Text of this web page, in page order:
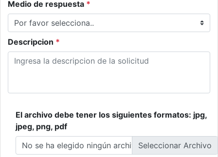
Medio de respuesta *
Descripcion *
El archivo debe tener los siguientes formatos: jpg,
jpeg, png, pdf
No se ha elegido ningún archivo